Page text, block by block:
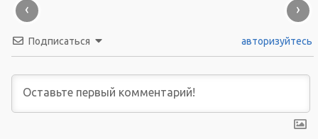
‹ ›
Подписаться авторизуйтесь